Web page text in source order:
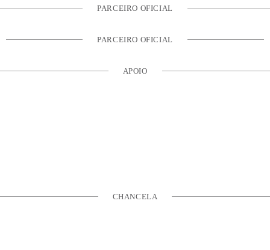
PARCEIRO OFICIAL
PARCEIRO OFICIAL
APOIO
CHANCELA